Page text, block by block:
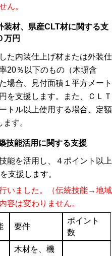
ん。
材、県産CLT材に関する支
円
た内装仕上げ材または外装仕
20％以下のもの（木塀含
場合、見付面積１平方メート
を支援します。また、ＣＬＴ
トル以上使用する場合、定額
す。
技能活用に関する支援
能を活用し、４ポイント以上
支援します。
いました。（伝統技能→地域
容は変わりません。
要件
ポイント
数
木材を、機